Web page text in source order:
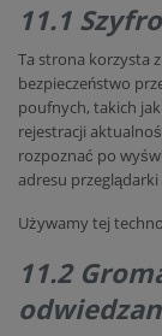
11.1
Ta strona korzysta
bezpieczeństwo
poufnych, takich
rejestracji
rozpoznać po
adresu
Używamy tej
11.2